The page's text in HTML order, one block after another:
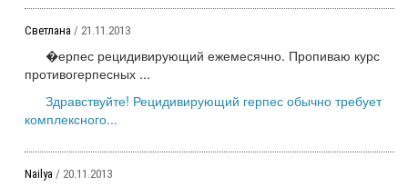
Светлана / 21.11.2013
�ерпес рецидивирующий ежемесячно. Пропиваю курс
противогерпесных ...
Здравствуйте! Рецидивирующий герпес обычно требует
комплексного...
Nailya / 20.11.2013